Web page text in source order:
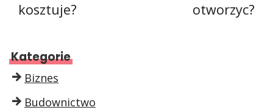
kosztuje?
otworzyc?
Kategorie
Biznes
Budownictwo